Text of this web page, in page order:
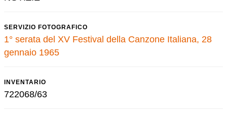
SERVIZIO FOTOGRAFICO
1° serata del XV Festival della Canzone Italiana, 28
gennaio 1965
INVENTARIO
722068/63